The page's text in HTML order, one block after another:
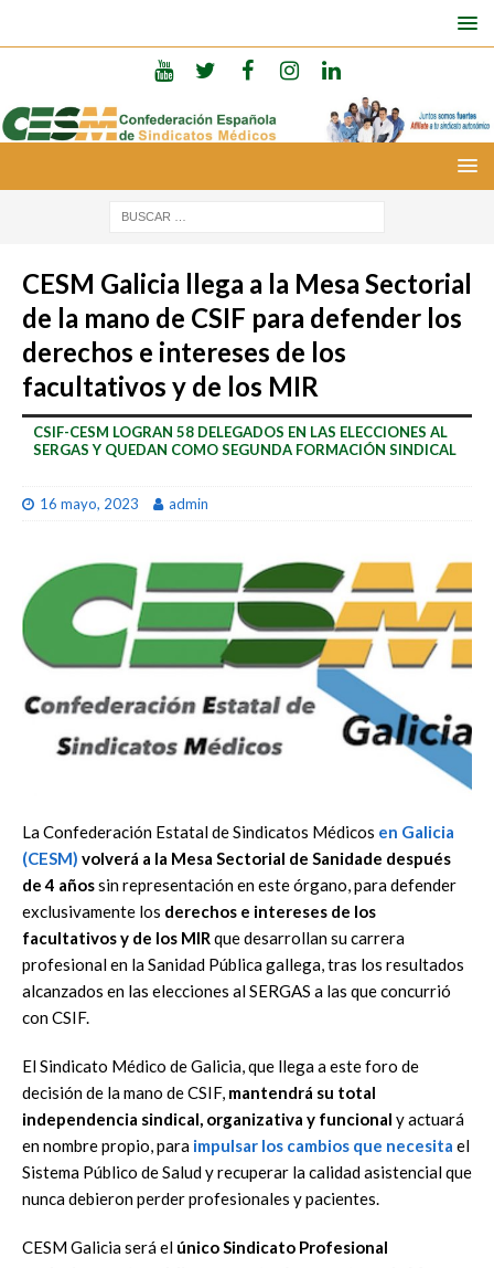
CESM Galicia llega a la Mesa Sectorial
de la mano de CSIF para defender los
derechos e intereses de los
facultativos y de los MIR
CSIF-CESM LOGRAN 58 DELEGADOS EN LAS ELECCIONES AL
SERGAS Y QUEDAN COMO SEGUNDA FORMACIÓN SINDICAL
16 mayo, 2023 admin
La Confederación Estatal deSindicatos Médicos en Galicia
(CESM) volverá a la Mesa Sectorial de Sanidade después
de 4 añossinrepresentaciónenesteórgano,paradefender
exclusivamente los derechos e intereses de los
facultativos y de los MIRquedesarrollansucarrera
profesionalen laSanidad Públicagallega,tras los resultados
alcanzados en las elecciones al SERGAS a las que concurrió
con CSIF.
El Sindicato Médico de Galicia, que llega a este foro de
decisión de la mano deCSIF, mantendrá su total
independencia sindical, organizativa y funcional yactuará
en nombre propio, para impulsar los cambios que necesita el
Sistema Público de Salud y recuperar la calidad asistencial que
nunca debieron perderprofesionales y pacientes.
CESM Galicia será el único Sindicato Profesional